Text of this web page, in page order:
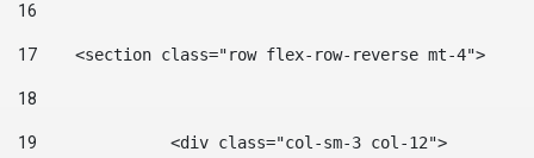
16
17
    <section class="row flex-row-reverse mt-4">
18
19
		<div class="col-sm-3 col-12">